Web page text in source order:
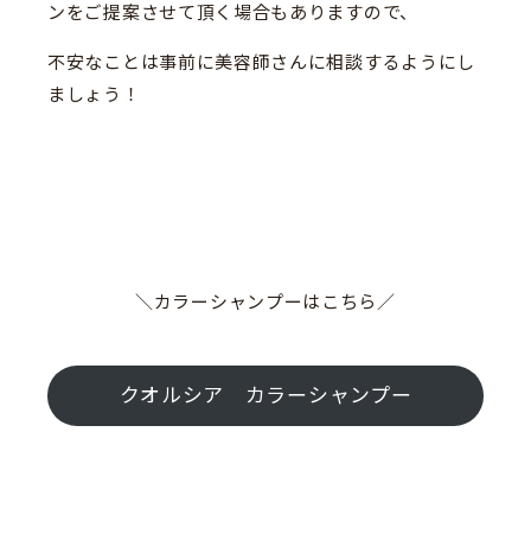
ンをご提案させて頂く場合もありますので、
不安なことは事前に美容師さんに相談するようにし
ましょう！
＼カラーシャンプーはこちら／
クオルシア カラーシャンプー